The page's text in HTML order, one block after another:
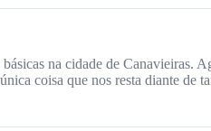
na cidade de Canavieiras.
coisa que nos resta diante de